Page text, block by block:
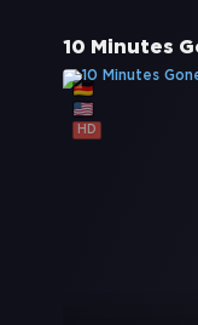
10 Minutes
HD